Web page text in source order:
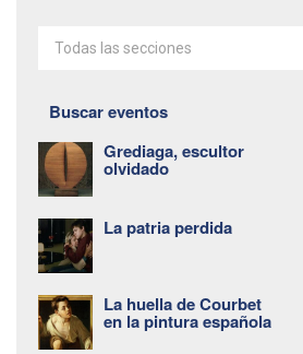
Todas las secciones
Buscar eventos
Grediaga, escultor
olvidado
La patria perdida
La huella de Courbet
en la pintura española